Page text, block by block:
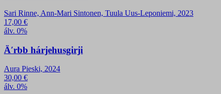
Sari Rinne, Ann-Mari Sintonen, Tuula Uus-Leponiemi, 2023
17,00 €
álv. 0%
Äʹrbb hárjehusgirji
Aura Pieski, 2024
30,00 €
álv. 0%